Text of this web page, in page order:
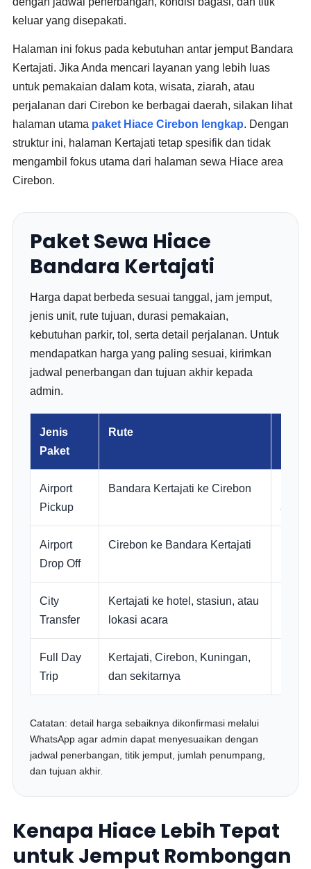
keluar yang disepakati.
Halaman ini fokus pada kebutuhan antar jemput Bandara
Kertajati. Jika Anda mencari layanan yang lebih luas
untuk pemakaian dalam kota, wisata, ziarah, atau
perjalanan dari Cirebon ke berbagai daerah, silakan lihat
halaman utama paket Hiace Cirebon lengkap. Dengan
struktur ini, halaman Kertajati tetap spesifik dan tidak
mengambil fokus utama dari halaman sewa Hiace area
Cirebon.
Paket Sewa Hiace
Bandara Kertajati
Harga dapat berbeda sesuai tanggal, jam jemput,
jenis unit, rute tujuan, durasi pemakaian,
kebutuhan parkir, tol, serta detail perjalanan. Untuk
mendapatkan harga yang paling sesuai, kirimkan
jadwal penerbangan dan tujuan akhir kepada
admin.
Jenis
Paket
Rute
Airport
Pickup
Bandara Kertajati ke Cirebon
atau
Airport
Drop Off
Cirebon ke Bandara Kertajati
City
Transfer
Kertajati ke hotel, stasiun, atau
lokasi acara
Full Day
Trip
Kertajati, Cirebon, Kuningan,
dan sekitarnya
Catatan: detail harga sebaiknya dikonfirmasi melalui
WhatsApp agar admin dapat menyesuaikan dengan
jadwal penerbangan, titik jemput, jumlah penumpang,
dan tujuan akhir.
Kenapa Hiace Lebih Tepat
untuk Jemput Rombongan